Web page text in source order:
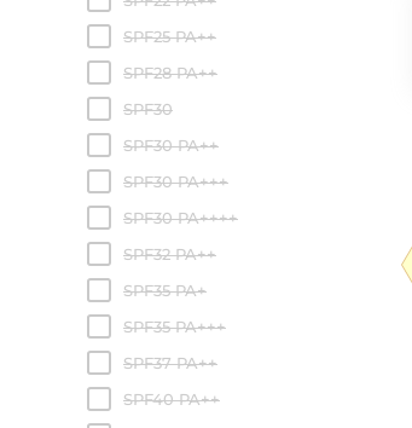
SPF25 PA++
SPF28 PA++
SPF30
SPF30 PA++
SPF30 PA+++
SPF30 PA++++
SPF32 PA++
SPF35 PA+
SPF35 PA+++
SPF37 PA++
SPF40 PA++